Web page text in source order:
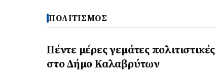
ΠΟΛΙΤΙΣΜΟΣ
Πέντε μέρες γεμάτες
στο Δήμο Καλαβρύτων